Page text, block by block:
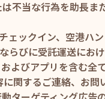
不当な行為を助長
ェックイン、空港ハ
らびに受託運送にお
びアプリを含む全
関するご連絡、お